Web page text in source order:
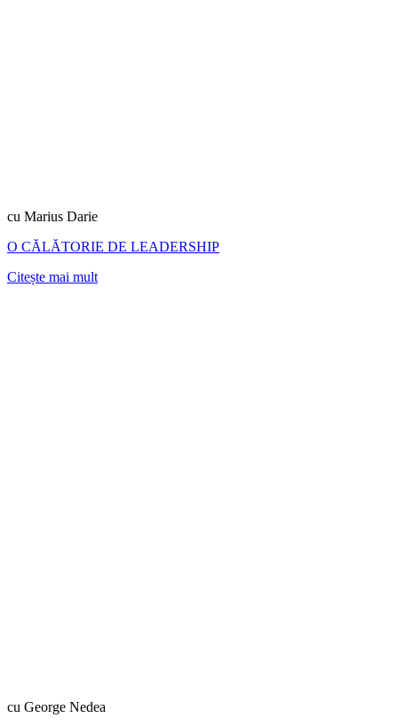
cu Marius Darie
O CĂLĂTORIE DE LEADERSHIP
Citește mai mult
cu George Nedea